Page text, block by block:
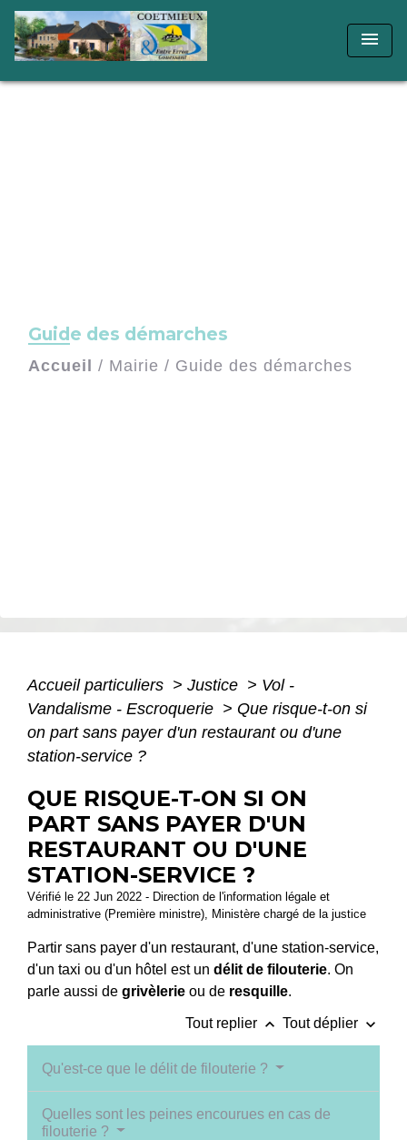
menu
Guide des démarches
Accueil / Mairie / Guide des démarches
Accueil particuliers > Justice > Vol -
Vandalisme - Escroquerie > Que risque-t-on si
on part sans payer d'un restaurant ou d'une
station-service ?
QUE RISQUE-T-ON SI ON
PART SANS PAYER D'UN
RESTAURANT OU D'UNE
STATION-SERVICE ?
Vérifié le 22 Jun 2022 - Direction de l'information légale et
administrative (Première ministre), Ministère chargé de la justice
Partir sans payer d'un restaurant, d'une station-service,
d'un taxi ou d'un hôtel est un délit de filouterie. On
parle aussi de grivèlerie ou de resquille.
Tout replier keyboard_arrow_up Tout déplier keyboard_arrow_down
Qu'est-ce que le délit de filouterie ?
Quelles sont les peines encourues en cas de
filouterie ?